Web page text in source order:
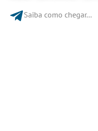
Saiba como chegar...